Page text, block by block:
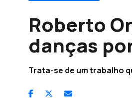
Roberto
danças
Trata-se de um trabalho